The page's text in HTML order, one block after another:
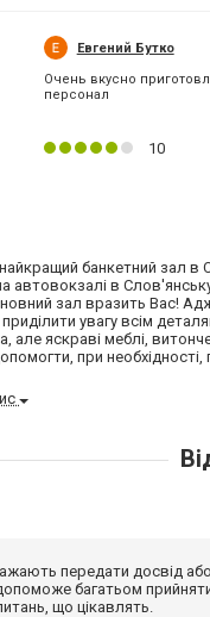
Евгений Бутко
Очень вкусно
персонал
10
банкетний зал в
автовокзалі в
зал вразить Вас!
увагу всім
але яскраві меблі,
при необхідності,
передати досвід
багатьом
що цікавлять.